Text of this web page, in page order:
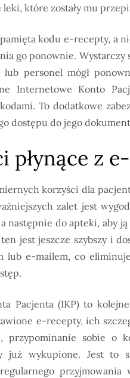
które zostały mu
kodu e-recepty, a
go ponownie.
lub personel mógł
Internetowe Konto
To dodatkowe
dostępu do jego
płynące z
korzyści dla
zalet jest
następnie do apteki, aby
jest jeszcze szybszy i
lub e-mailem, co
Pacjenta (IKP) to
e-recepty, ich
przypominanie sobie o
już wykupione. Jest to